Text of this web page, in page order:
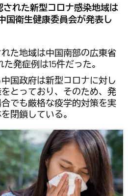
れた新型コロナ感染地域は
国衛生健康委員会が発表し
た地域は中国南部の広東省
発症例は15件だった。
国政府は新型コロナに対し
とっており、そのため、発
でも厳格な疫学的対策を実
閉鎖している。